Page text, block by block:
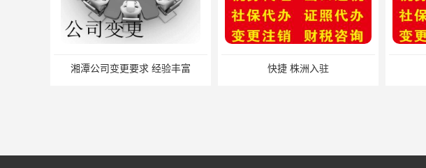
湘潭公司变更要求 经验丰富 快捷 株洲入驻